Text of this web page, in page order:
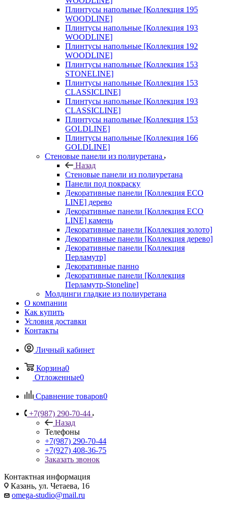
Плинтусы напольные [Коллекция 195
WOODLINE]
Плинтусы напольные [Коллекция 193
WOODLINE]
Плинтусы напольные [Коллекция 192
WOODLINE]
Плинтусы напольные [Коллекция 153
STONELINE]
Плинтусы напольные [Коллекция 153
CLASSICLINE]
Плинтусы напольные [Коллекция 193
CLASSICLINE]
Плинтусы напольные [Коллекция 153
GOLDLINE]
Плинтусы напольные [Коллекция 166
GOLDLINE]
Стеновые панели из полиуретана
Назад
Стеновые панели из полиуретана
Панели под покраску
Декоративные панели [Коллекция ECO
LINE] дерево
Декоративные панели [Коллекция ECO
LINE] камень
Декоративные панели [Коллекция золото]
Декоративные панели [Коллекция дерево]
Декоративные панели [Коллекция
Перламутр]
Декоративные панно
Декоративные панели [Коллекция
Перламутр-Stoneline]
Молдинги гладкие из полиуретана
О компании
Как купить
Условия доставки
Контакты
Личный кабинет
Корзина0
Отложенные0
Сравнение товаров0
+7(987) 290-70-44
Назад
Телефоны
+7(987) 290-70-44
+7(927) 408-36-75
Заказать звонок
Контактная информация
Казань, ул. Четаева, 16
omega-studio@mail.ru